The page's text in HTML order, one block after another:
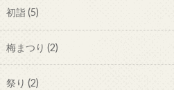
初詣 (5)
梅まつり (2)
祭り (2)